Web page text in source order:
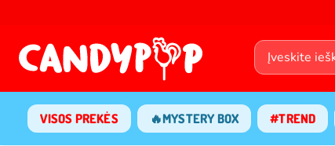
VISOS PREKĖS 🔥MYSTERY BOX #TREND